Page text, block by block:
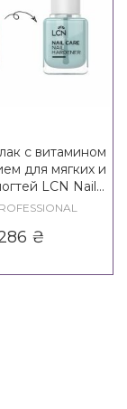
с витамином
для мягких и
LCN Nail
Hardener
₴